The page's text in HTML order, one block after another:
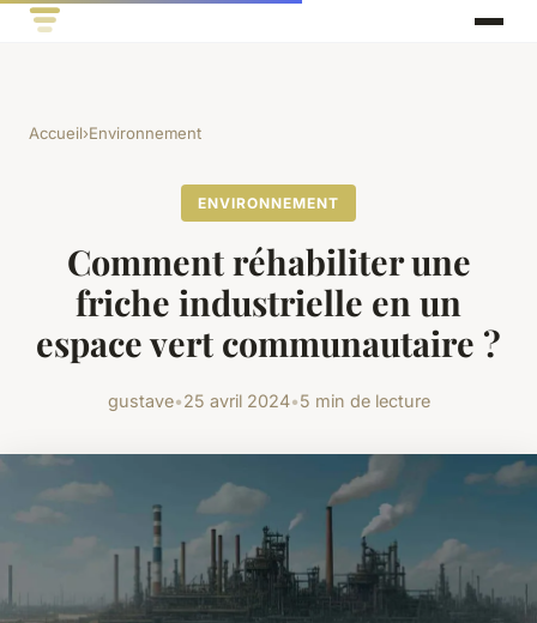
Accueil›Environnement
ENVIRONNEMENT
Comment réhabiliter une
friche industrielle en un
espace vert communautaire ?
gustave•25 avril 2024•5 min de lecture